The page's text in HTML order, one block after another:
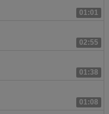
01:01
02:55
01:38
01:08